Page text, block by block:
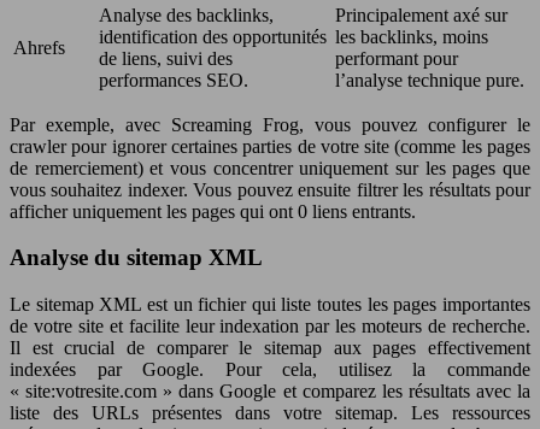
Ahrefs
Analyse des backlinks,
identification des opportunités
de liens, suivi des
performances SEO.
Principalement axé sur
les backlinks, moins
performant pour
l’analyse technique pure.
Par exemple, avec Screaming Frog, vous pouvez configurer le
crawler pour ignorer certaines parties de votre site (comme les pages
de remerciement) et vous concentrer uniquement sur les pages que
vous souhaitez indexer. Vous pouvez ensuite filtrer les résultats pour
afficher uniquement les pages qui ont 0 liens entrants.
Analyse du sitemap XML
Le sitemap XML est un fichier qui liste toutes les pages importantes
de votre site et facilite leur indexation par les moteurs de recherche.
Il est crucial de comparer le sitemap aux pages effectivement
indexées par Google. Pour cela, utilisez la commande
« site:votresite.com » dans Google et comparez les résultats avec la
liste des URLs présentes dans votre sitemap. Les ressources